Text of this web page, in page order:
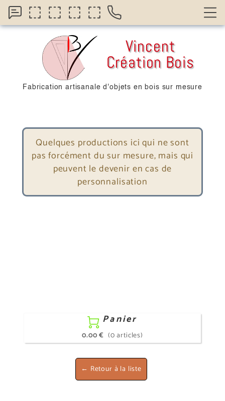
Vincent
Création Bois
Fabrication artisanale d'objets en bois sur mesure
Quelques productions ici qui ne sont
pas forcément du sur mesure, mais qui
peuvent le devenir en cas de
personnalisation
 Panier
0.00 € (0 articles)
← Retour à la liste